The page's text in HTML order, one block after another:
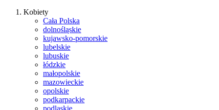
Kobiety
Cała Polska
dolnośląskie
kujawsko-pomorskie
lubelskie
lubuskie
łódzkie
małopolskie
mazowieckie
opolskie
podkarpackie
podlaskie